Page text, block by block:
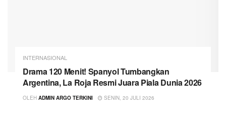
INTERNASIONAL
Drama 120 Menit! Spanyol Tumbangkan
Argentina, La Roja Resmi Juara Piala Dunia 2026
OLEH ADMIN ARGO TERKINI SENIN, 20 JULI 2026